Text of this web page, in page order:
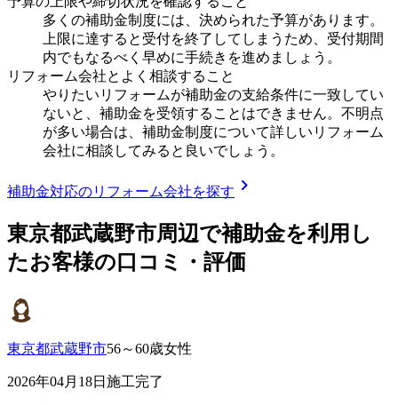
多くの補助金制度には、決められた予算があります。
上限に達すると受付を終了してしまうため、受付期間
内でもなるべく早めに手続きを進めましょう。
リフォーム会社とよく相談すること
やりたいリフォームが補助金の支給条件に一致してい
ないと、補助金を受領することはできません。不明点
が多い場合は、補助金制度について詳しいリフォーム
会社に相談してみると良いでしょう。
補助金対応のリフォーム会社を探す chevron_right
東京都武蔵野市周辺で補助金を利用し
たお客様の口コミ・評価
東京都武蔵野市56～60歳女性
2026年04月18日施工完了